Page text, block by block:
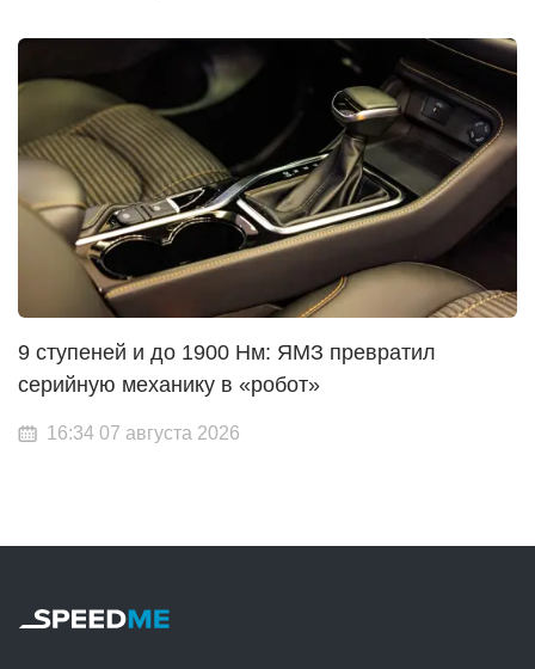
9 ступеней и до 1900 Нм: ЯМЗ превратил
серийную механику в «робот»
16:34 07 августа 2026